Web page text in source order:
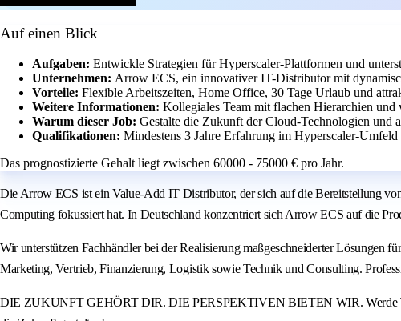
Auf einen Blick
Aufgaben: Entwickle Strategien für Hyperscaler-Plattformen und
Unternehmen: Arrow ECS, ein innovativer IT-Distributor mit
Vorteile: Flexible Arbeitszeiten, Home Office, 30 Tage Urlaub und
Weitere Informationen: Kollegiales Team mit flachen Hierarchien
Warum dieser Job: Gestalte die Zukunft der Cloud-Technologien und
Qualifikationen: Mindestens 3 Jahre Erfahrung im Hyperscaler-
Das prognostizierte Gehalt liegt zwischen 60000 - 75000 € pro Jahr.
Die Arrow ECS ist ein Value-Add IT Distributor, der sich auf die Bereitstellung
Computing fokussiert hat. In Deutschland konzentriert sich Arrow ECS auf die
Wir unterstützen Fachhändler bei der Realisierung maßgeschneiderter
Marketing, Vertrieb, Finanzierung, Logistik sowie Technik und Consulting.
DIE ZUKUNFT GEHÖRT DIR. DIE PERSPEKTIVEN BIETEN WIR. Werde